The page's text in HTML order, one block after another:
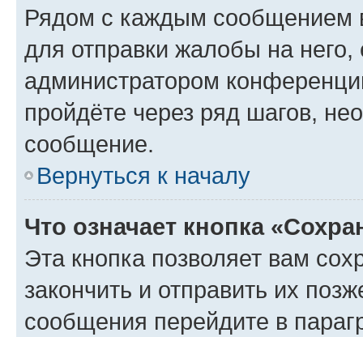
Рядом с каждым сообщением
для отправки жалобы на
администратором
пройдёте через ряд шагов,
сообщение.
Вернуться к началу
Что означает кнопка
Эта кнопка позволяет вам
закончить и отправить их
сообщения перейдите в